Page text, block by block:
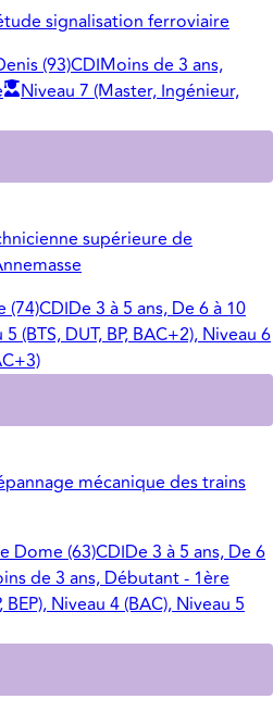
signalisation ferroviaire
(93)CDIMoins de 3 ans,
Niveau 7 (Master, Ingénieur,
supérieure de
(74)CDIDe 3 à 5 ans, De 6 à 10
(BTS, DUT, BP, BAC+2), Niveau 6
mécanique des trains
Dome (63)CDIDe 3 à 5 ans, De 6
de 3 ans, Débutant - 1ère
BEP), Niveau 4 (BAC), Niveau 5